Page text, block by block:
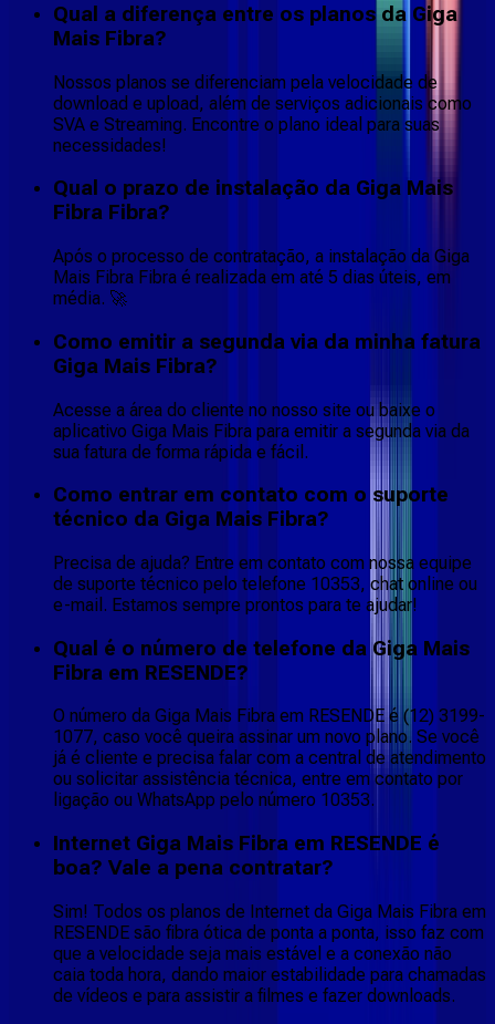
Qual a diferença entre os planos da Giga
Mais Fibra?
Nossos planos se diferenciam pela velocidade de
download e upload, além de serviços adicionais como
SVA e Streaming. Encontre o plano ideal para suas
necessidades!
Qual o prazo de instalação da Giga Mais
Fibra Fibra?
Após o processo de contratação, a instalação da Giga
Mais Fibra Fibra é realizada em até 5 dias úteis, em
média. 🚀
Como emitir a segunda via da minha fatura
Giga Mais Fibra?
Acesse a área do cliente no nosso site ou baixe o
aplicativo Giga Mais Fibra para emitir a segunda via da
sua fatura de forma rápida e fácil.
Como entrar em contato com o suporte
técnico da Giga Mais Fibra?
Precisa de ajuda? Entre em contato com nossa equipe
de suporte técnico pelo telefone 10353, chat online ou
e-mail. Estamos sempre prontos para te ajudar!
Qual é o número de telefone da Giga Mais
Fibra em RESENDE?
O número da Giga Mais Fibra em RESENDE é (12) 3199-
1077, caso você queira assinar um novo plano. Se você
já é cliente e precisa falar com a central de atendimento
ou solicitar assistência técnica, entre em contato por
ligação ou WhatsApp pelo número 10353.
Internet Giga Mais Fibra em RESENDE é
boa? Vale a pena contratar?
Sim! Todos os planos de Internet da Giga Mais Fibra em
RESENDE são fibra ótica de ponta a ponta, isso faz com
que a velocidade seja mais estável e a conexão não
caia toda hora, dando maior estabilidade para chamadas
de vídeos e para assistir a filmes e fazer downloads.